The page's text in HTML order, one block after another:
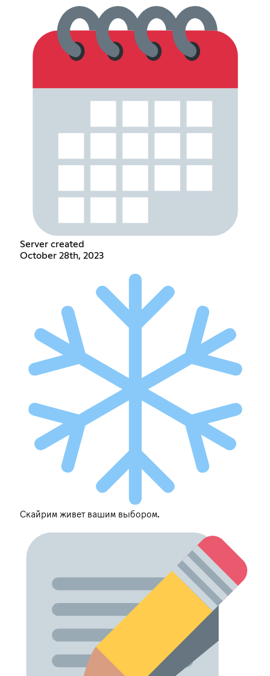
Server created
October 28th, 2023
Скайрим живет вашим выбором.